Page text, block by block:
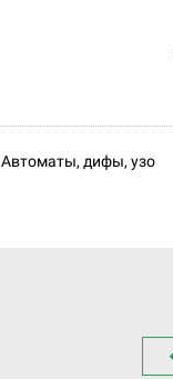
Автоматы, дифы, узо